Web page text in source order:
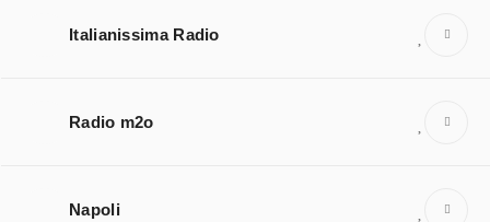
Italianissima Radio
Radio m2o
Napoli